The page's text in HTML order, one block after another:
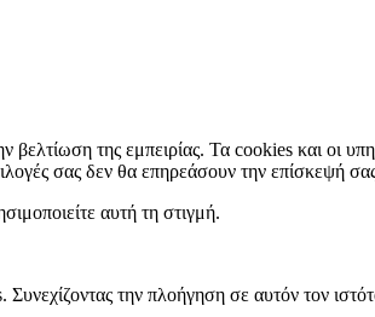
βελτίωση της εμπειρίας. Τα cookies και οι
σας δεν θα επηρεάσουν την επίσκεψή
αυτή τη στιγμή.
την πλοήγηση σε αυτόν τον